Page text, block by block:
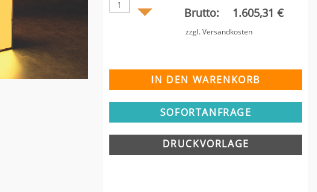
Brutto:
1.605,31 €
zzgl. Versandkosten
SOFORTANFRAGE
DRUCKVORLAGE